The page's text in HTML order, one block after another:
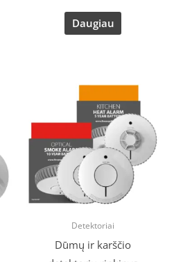
Daugiau
Detektoriai
Dūmų ir karščio